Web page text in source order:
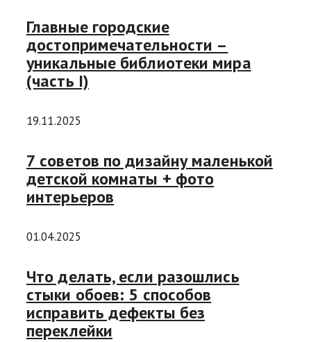
Главные городские
достопримечательности –
уникальные библиотеки мира
(часть I)
19.11.2025
7 советов по дизайну маленькой
детской комнаты + фото
интерьеров
01.04.2025
Что делать, если разошлись
стыки обоев: 5 способов
исправить дефекты без
переклейки